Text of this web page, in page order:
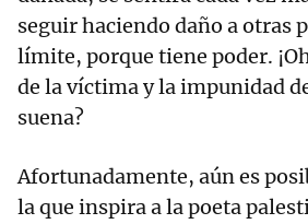
seguir haciendo daño a otras
límite, porque tiene poder.
de la víctima y la impunidad
suena?
Afortunadamente, aún es
la que inspira a la poeta